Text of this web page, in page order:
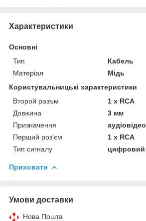
Характеристики
Основні
Тип
Кабель
Матеріал
Мідь
Користувальницькі характеристики
Второй разъм
1 x RCA
Довжина
3 мм
Призначення
аудіовідео
Перший роз'єм
1 x RCA
Тип сигналу
цифровий
Приховати
Умови доставки
Нова Пошта